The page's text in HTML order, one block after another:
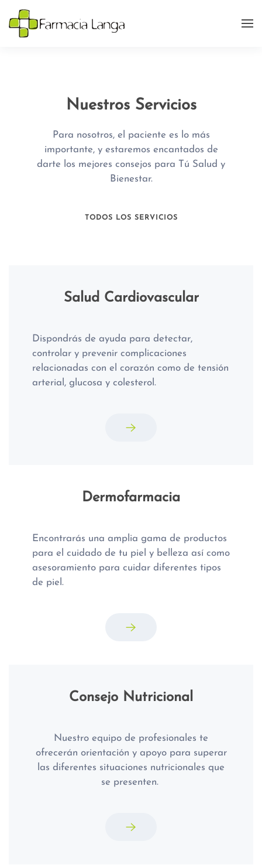
Nuestros Servicios
Para nosotros, el paciente es lo más
importante, y estaremos encantados de
darte los mejores consejos para Tú Salud y
Bienestar.
TODOS LOS SERVICIOS
Salud Cardiovascular
Dispondrás de ayuda para detectar,
controlar y prevenir complicaciones
relacionadas con el corazón como de tensión
arterial, glucosa y colesterol.
Dermofarmacia
Encontrarás una amplia gama de productos
para el cuidado de tu piel y belleza así como
asesoramiento para cuidar diferentes tipos
de piel.
Consejo Nutricional
Nuestro equipo de profesionales te
ofrecerán orientación y apoyo para superar
las diferentes situaciones nutricionales que
se presenten.